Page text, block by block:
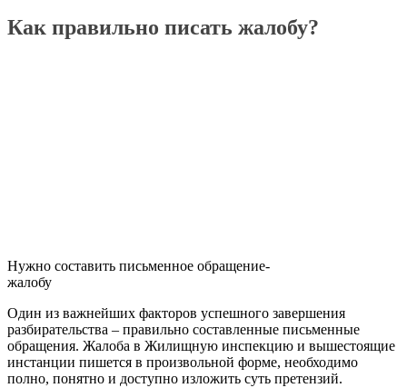
Как правильно писать жалобу?
Нужно составить письменное обращение-
жалобу
Один из важнейших факторов успешного завершения
разбирательства – правильно составленные письменные
обращения. Жалоба в Жилищную инспекцию и вышестоящие
инстанции пишется в произвольной форме, необходимо
полно, понятно и доступно изложить суть претензий.